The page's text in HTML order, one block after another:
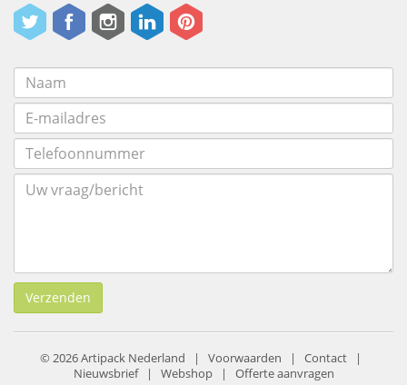
Verzenden
© 2026 Artipack Nederland | Voorwaarden | Contact |
Nieuwsbrief| Webshop| Offerte aanvragen